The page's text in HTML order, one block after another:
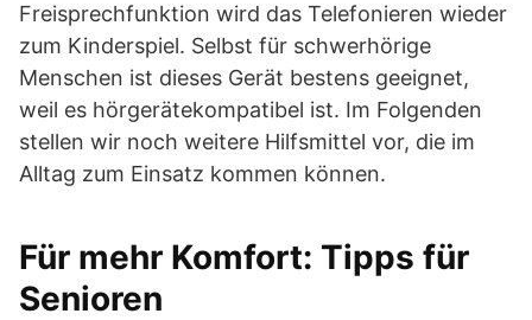
Freisprechfunktion wird das Telefonieren wieder
zum Kinderspiel. Selbst für schwerhörige
Menschen ist dieses Gerät bestens geeignet,
weil es hörgerätekompatibel ist. Im Folgenden
stellen wir noch weitere Hilfsmittel vor, die im
Alltag zum Einsatz kommen können.
Für mehr Komfort: Tipps für
Senioren